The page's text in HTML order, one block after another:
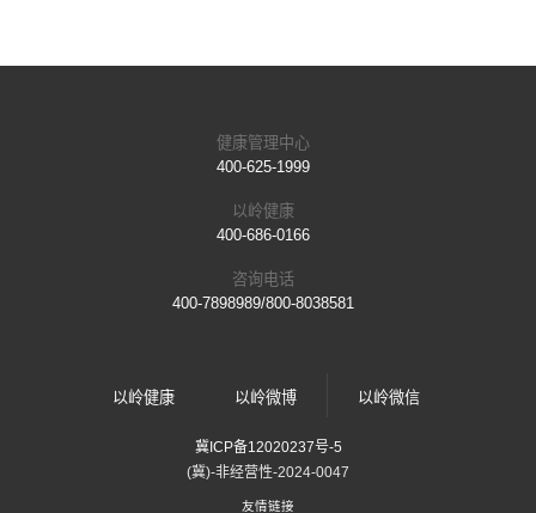
健康管理中心
400-625-1999
以岭健康
400-686-0166
咨询电话
400-7898989/800-8038581
以岭健康 以岭微博 以岭微信
冀ICP备12020237号-5
(冀)-非经营性-2024-0047
友情链接